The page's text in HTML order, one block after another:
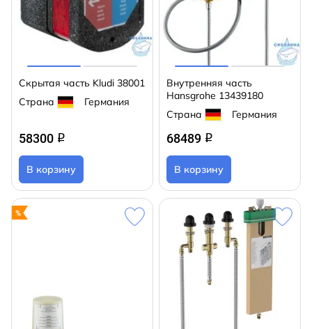
Скрытая часть Kludi 38001
Страна
Германия
58300 q
В корзину
Внутренняя часть
Hansgrohe 13439180
Страна
Германия
68489 q
В корзину